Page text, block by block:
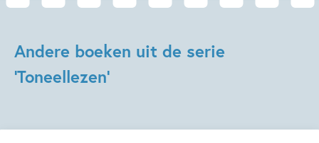
Andere boeken uit de serie
'Toneellezen'